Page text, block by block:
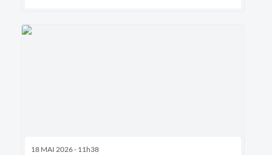
18 MAI 2026 - 11h38